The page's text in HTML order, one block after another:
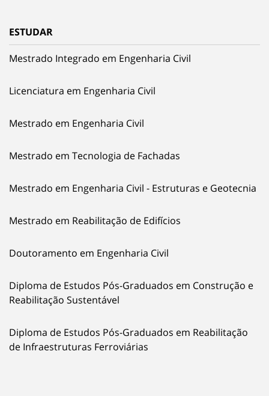
ESTUDAR
Mestrado Integrado em Engenharia Civil
Licenciatura em Engenharia Civil
Mestrado em Engenharia Civil
Mestrado em Tecnologia de Fachadas
Mestrado em Engenharia Civil - Estruturas e Geotecnia
Mestrado em Reabilitação de Edifícios
Doutoramento em Engenharia Civil
Diploma de Estudos Pós-Graduados em Construção e
Reabilitação Sustentável
Diploma de Estudos Pós-Graduados em Reabilitação
de Infraestruturas Ferroviárias